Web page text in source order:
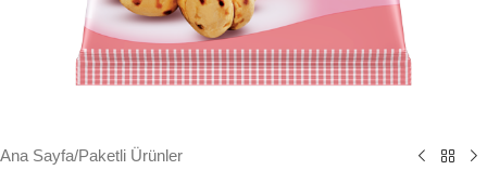
Ana Sayfa/Paketli Ürünler